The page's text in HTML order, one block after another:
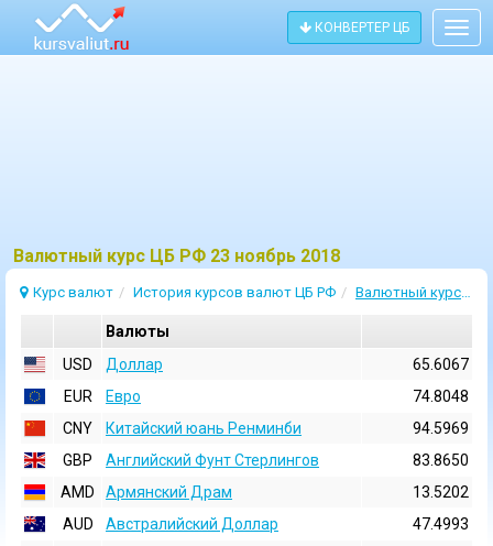
КОНВЕРТЕР ЦБ
Bалютный курс ЦБ РФ 23 ноябрь 2018
Курс валют История курсов валют ЦБ РФ Валютный курс 23 Ноябрь 2018
Валюты
USD
Доллар
65.6067
EUR
Евро
74.8048
CNY
Китайский юань Ренминби
94.5969
GBP
Английский Фунт Стерлингов
83.8650
AMD
Армянский Драм
13.5202
AUD
Австралийский Доллар
47.4993